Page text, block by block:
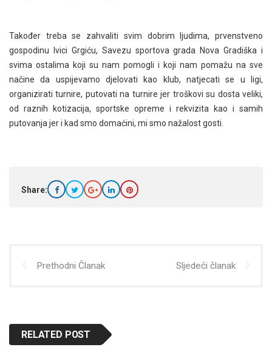
Također treba se zahvaliti svim dobrim ljudima, prvenstveno
gospodinu Ivici Grgiću, Savezu sportova grada Nova Gradiška i
svima ostalima koji su nam pomogli i koji nam pomažu na sve
načine da uspijevamo djelovati kao klub, natjecati se u ligi,
organizirati turnire, putovati na turnire jer troškovi su dosta veliki,
od raznih kotizacija, sportske opreme i rekvizita kao i samih
putovanja jer i kad smo domaćini, mi smo nažalost gosti.
Share:
Prethodni Članak Sljedeći članak
RELATED POST